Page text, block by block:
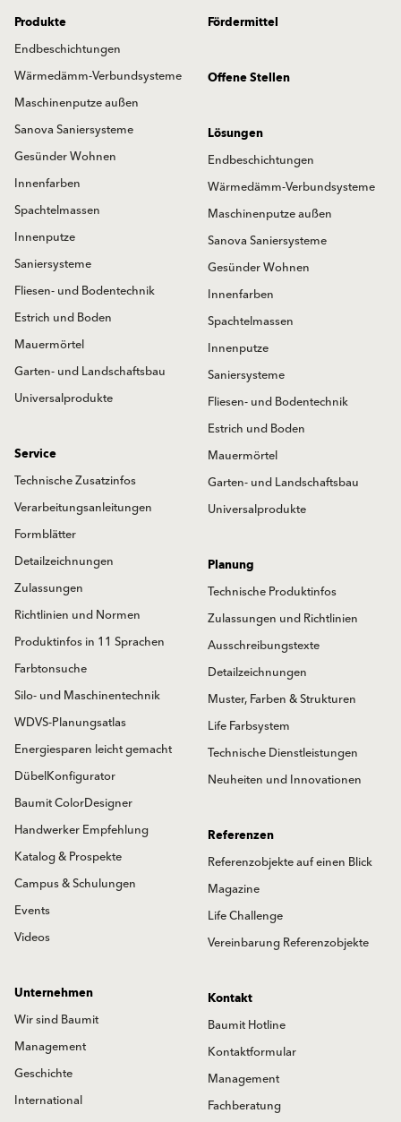
Produkte
Endbeschichtungen
Wärmedämm-Verbundsysteme
Maschinenputze außen
Sanova Saniersysteme
Gesünder Wohnen
Innenfarben
Spachtelmassen
Innenputze
Saniersysteme
Fliesen- und Bodentechnik
Estrich und Boden
Mauermörtel
Garten- und Landschaftsbau
Universalprodukte
Fördermittel
Offene Stellen
Lösungen
Endbeschichtungen
Wärmedämm-Verbundsysteme
Maschinenputze außen
Sanova Saniersysteme
Gesünder Wohnen
Innenfarben
Spachtelmassen
Innenputze
Saniersysteme
Fliesen- und Bodentechnik
Estrich und Boden
Mauermörtel
Garten- und Landschaftsbau
Universalprodukte
Service
Technische Zusatzinfos
Verarbeitungsanleitungen
Formblätter
Detailzeichnungen
Zulassungen
Richtlinien und Normen
Produktinfos in 11 Sprachen
Farbtonsuche
Silo- und Maschinentechnik
WDVS-Planungsatlas
Energiesparen leicht gemacht
DübelKonfigurator
Baumit ColorDesigner
Handwerker Empfehlung
Katalog & Prospekte
Campus & Schulungen
Events
Videos
Planung
Technische Produktinfos
Zulassungen und Richtlinien
Ausschreibungstexte
Detailzeichnungen
Muster, Farben & Strukturen
Life Farbsystem
Technische Dienstleistungen
Neuheiten und Innovationen
Referenzen
Referenzobjekte auf einen Blick
Magazine
Life Challenge
Vereinbarung Referenzobjekte
Unternehmen
Wir sind Baumit
Management
Geschichte
International
Kontakt
Baumit Hotline
Kontaktformular
Management
Fachberatung